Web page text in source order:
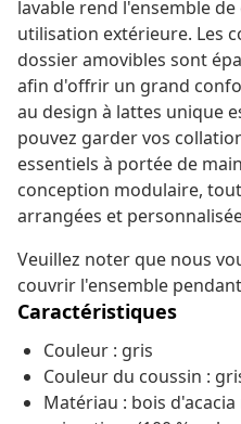
lavable rend l'ensemble
utilisation extérieure. Les
dossier amovibles sont
afin d'offrir un grand
au design à lattes unique
pouvez garder vos
essentiels à portée de
conception modulaire,
arrangées et
Veuillez noter que nous
couvrir l'ensemble
Caractéristiques
Couleur : gris
Couleur du coussin :
Matériau : bois